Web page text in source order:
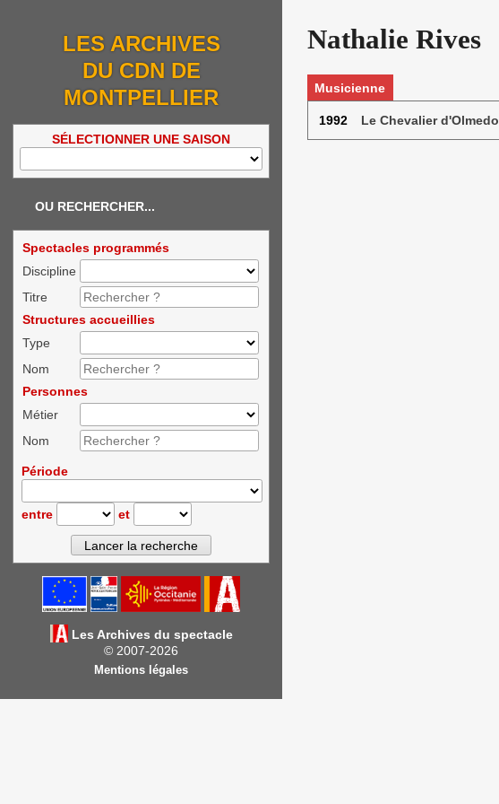
LES ARCHIVES
DU CDN DE
MONTPELLIER
SÉLECTIONNER UNE SAISON
OU RECHERCHER...
Spectacles programmés
Discipline
Titre
Structures accueillies
Type
Nom
Personnes
Métier
Nom
Période
entre et
Les Archives du spectacle
© 2007-2026
Mentions légales
Nathalie Rives
Musicienne
1992 Le Chevalier d'Olmedo